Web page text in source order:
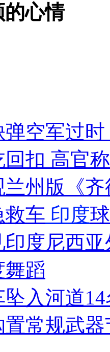
片寄哀思
合力深夜将其击毙
狠手拳打脚踢
主义
公正
心情
空军过
扣 高官
州版《
救车 印度
印度尼西
舞蹈
入河道
常规武器